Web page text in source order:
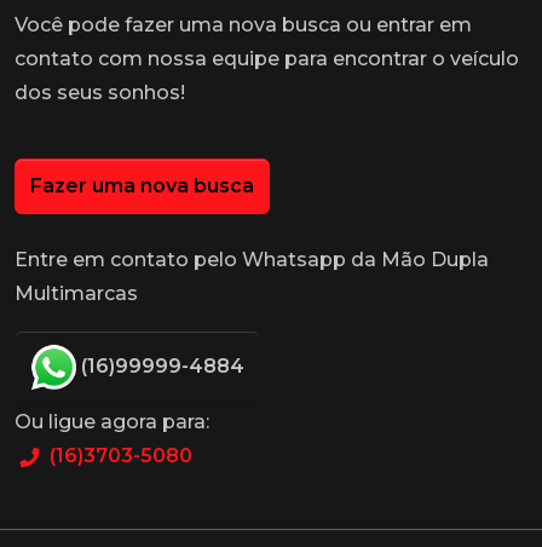
Você pode fazer uma nova busca ou entrar em
contato com nossa equipe para encontrar o veículo
dos seus sonhos!
Fazer uma nova busca
Entre em contato pelo Whatsapp da Mão Dupla
Multimarcas
(16)99999-4884
Ou ligue agora para:
(16)3703-5080